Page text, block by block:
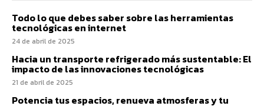
Todo lo que debes saber sobre las herramientas
tecnológicas en internet
24 de abril de 2025
Hacia un transporte refrigerado más sustentable: El
impacto de las innovaciones tecnológicas
21 de abril de 2025
Potencia tus espacios, renueva atmosferas y tu